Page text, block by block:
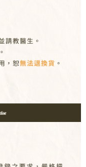
先享後付」服務完成之交
交易相關給付款項請求債
形，本公司將視審查結果
若發現惡意使用之情形，